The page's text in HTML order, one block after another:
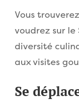
Vous
voudrez sur
diversité
aux visites
Se